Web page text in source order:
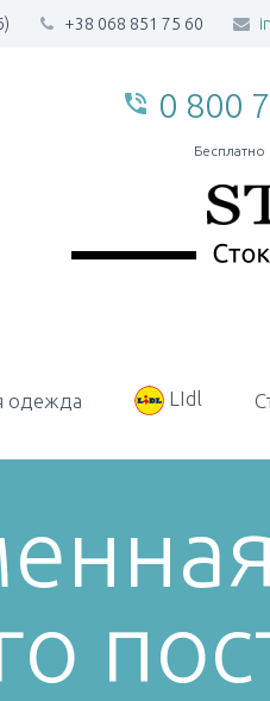
+38 068 851 75 60
phone_in_talk 0 800
Бесплатно
одежда LIdl